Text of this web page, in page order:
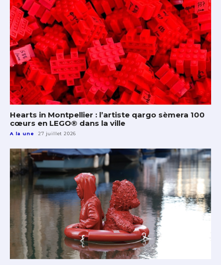
Hearts in Montpellier : l’artiste qargo sèmera 100
cœurs en LEGO® dans la ville
A la une 27 juillet 2026